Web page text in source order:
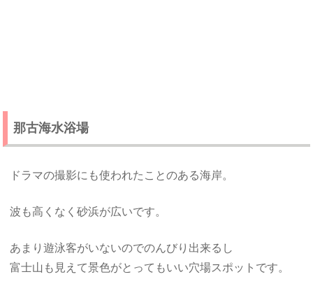
那古海水浴場
ドラマの撮影にも使われたことのある海岸。
波も高くなく砂浜が広いです。
あまり遊泳客がいないのでのんびり出来るし
富士山も見えて景色がとってもいい穴場スポットです。